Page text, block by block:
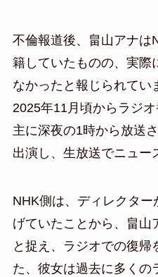
不倫報道後、畠山アナは
籍していたものの、実際
なかったと報じられてい
2025年11月頃からラジオ
主に深夜の1時から放送
出演し、生放送でニュー
NHK側は、ディレクタ
げていたことから、畠山
と捉え、ラジオでの復帰
た、彼女は過去に多くの